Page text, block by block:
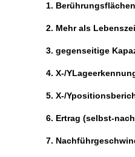
1.
2. Mehr als
3. gegenseitige
4. X-/
5. X-/
6. Ertrag (selbst-
7.